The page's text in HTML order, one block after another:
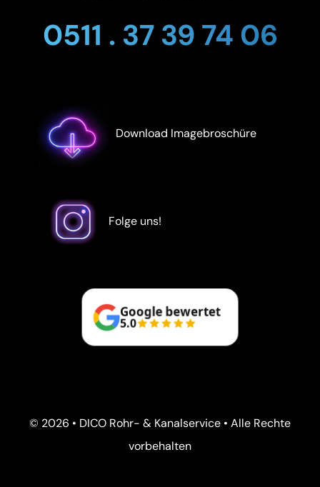
0511 . 37 39 74 06
Download Imagebroschüre
Folge uns!
Google bewertet
5.0
© 2026 • DICO Rohr- & Kanalservice • Alle Rechte
vorbehalten